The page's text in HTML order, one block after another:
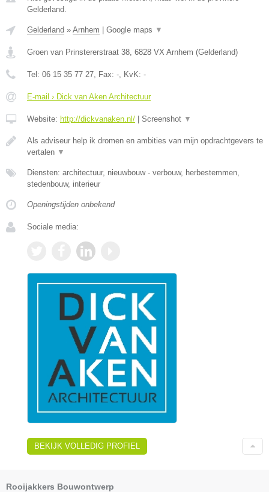
Gelderland.
Gelderland » Arnhem | Google maps ▼
Groen van Prinstererstraat 38 6828 VX Arnhem (Gelderland)
Tel: 06 15 35 77 27 , Fax: - , KvK: -
E-mail › Dick van Aken Architectuur
Website: http://dickvanaken.nl/ | Screenshot ▼
Als adviseur help ik dromen en ambities van mijn opdrachtgevers te
vertalen ▼
Diensten: architectuur, nieuwbouw - verbouw, herbestemmen,
stedenbouw, interieur
Openingstijden onbekend
Sociale media:
BEKIJK VOLLEDIG PROFIEL
Rooijakkers Bouwontwerp